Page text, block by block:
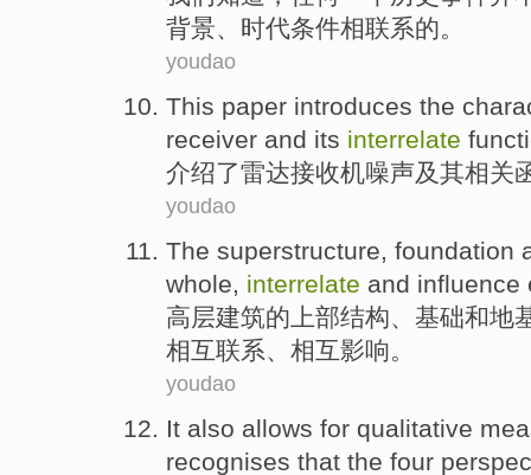
背景、时代条件相联系的。
youdao
This paper introduces the
receiver and its interrelate
介绍了雷达接收机噪声及其相关
youdao
The superstructure, foundation
whole, interrelate and influence
高层建筑的上部结构、 基础和地
相互联系、相互影响。
youdao
It also allows for qualitative
recognises that the four